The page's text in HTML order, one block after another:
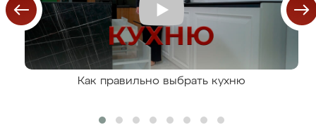
Как правильно выбрать кухню